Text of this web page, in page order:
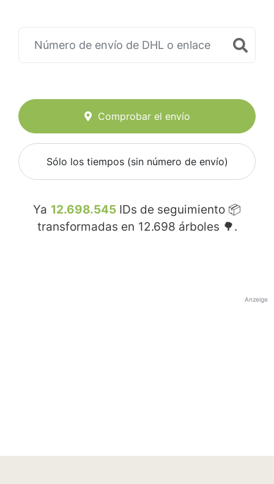
Comprobar el envío
Sólo los tiempos (sin número de envío)
Ya 12.698.545 IDs de seguimiento 📦
transformadas en 12.698 árboles 🌳.
Anzeige